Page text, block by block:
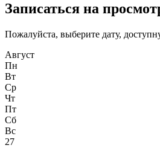
Записаться на
Пожалуйста, выберите дату,
Август
Пн
Вт
Ср
Чт
Пт
Сб
Вс
27